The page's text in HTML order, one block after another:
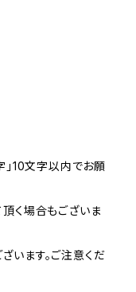
」10文字以内でお願
く場合もございま
います。ご注意くだ